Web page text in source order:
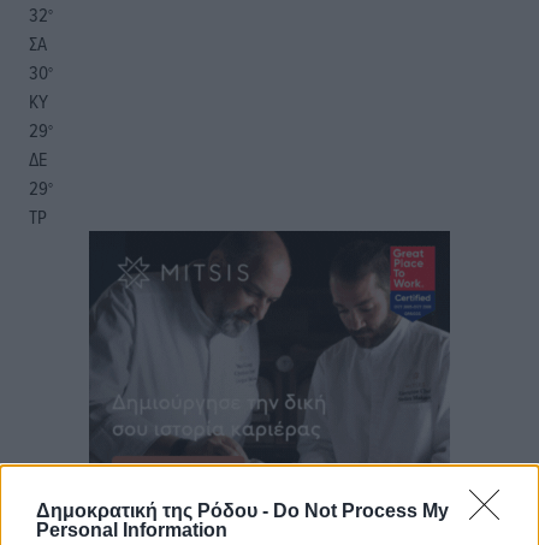
Δημοκρατική της Ρόδου - Do Not Process My
Personal Information
32°
ΣΑ
30°
ΚΥ
29°
ΔΕ
29°
ΤΡ